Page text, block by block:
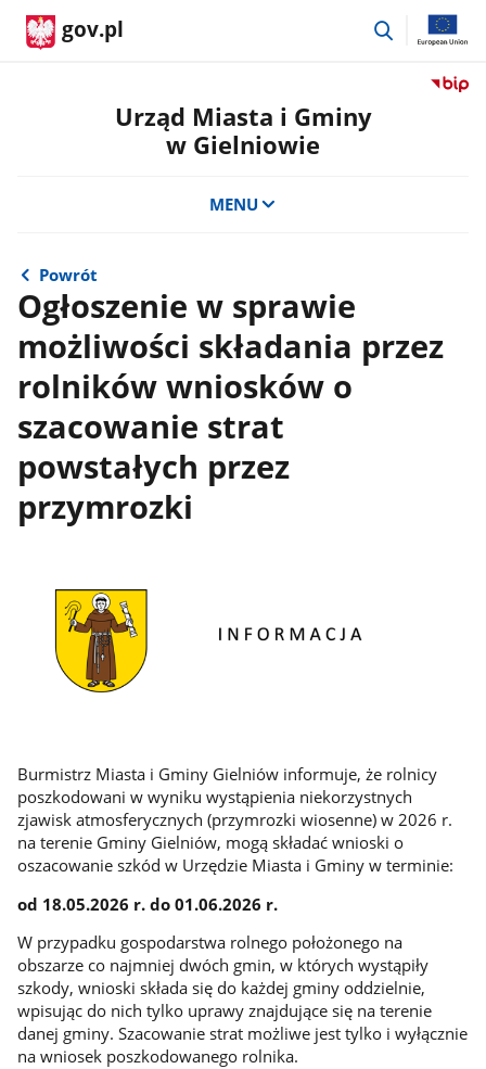
gov.pl
przejdź
Przejdź
Urząd Miasta i Gminy
w Gielniowie
MENU
Powrót
Ogłoszenie w sprawie
możliwości składania przez
rolników wniosków o
szacowanie strat
powstałych przez
przymrozki
Burmistrz Miasta i Gminy Gielniów informuje, że rolnicy
poszkodowani w wyniku wystąpienia niekorzystnych
zjawisk atmosferycznych (przymrozki wiosenne) w 2026 r.
na terenie Gminy Gielniów, mogą składać wnioski o
oszacowanie szkód w Urzędzie Miasta i Gminy w terminie:
od 18.05.2026 r. do 01.06.2026 r.
W przypadku gospodarstwa rolnego położonego na
obszarze co najmniej dwóch gmin, w których wystąpiły
szkody, wnioski składa się do każdej gminy oddzielnie,
wpisując do nich tylko uprawy znajdujące się na terenie
danej gminy. Szacowanie strat możliwe jest tylko i wyłącznie
na wniosek poszkodowanego rolnika.